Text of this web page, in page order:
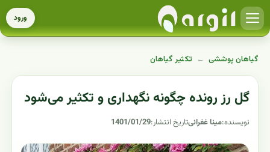
ورود
گیاهان پوششی ← تکثیر گیاهان
گل رز رونده چگونه نگهداری و تکثیر می‌شود
نویسنده:مینا غفرانیتاریخ انتشار:1401/01/29